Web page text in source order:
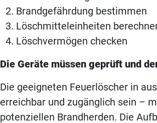
Brandgefährdung bestimmen
Löschmitteleinheiten
Löschvermögen checken
Die Geräte müssen geprüft und
Die geeigneten Feuerlöscher in
erreichbar und zugänglich sein –
potenziellen Brandherden. Die